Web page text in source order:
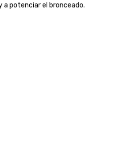
potenciar el bronceado.